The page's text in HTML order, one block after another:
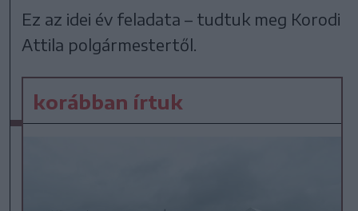
Ez az idei év feladata – tudtuk meg Korodi
Attila polgármestertől.
korábban írtuk